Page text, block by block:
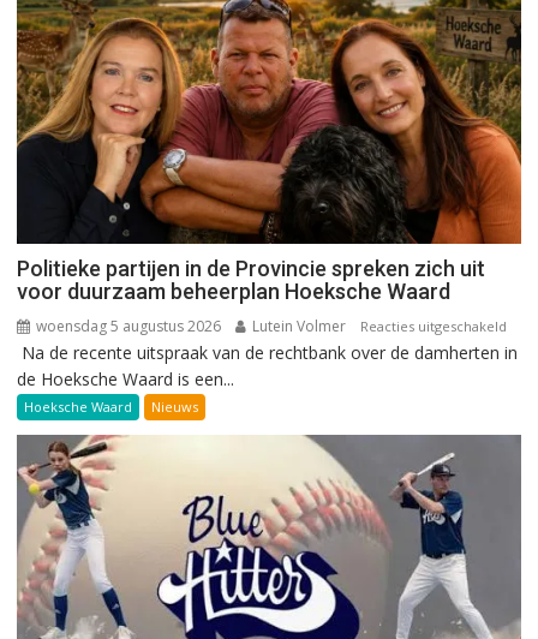
gezond
en
lekker
eten
Politieke partijen in de Provincie spreken zich uit
voor duurzaam beheerplan Hoeksche Waard
woensdag 5 augustus 2026 Lutein Volmer Reacties uitgeschakeld
Na de recente uitspraak van de rechtbank over de damherten in
de Hoeksche Waard is een...
Hoeksche Waard Nieuws